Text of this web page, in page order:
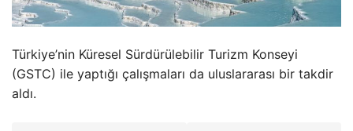
Türkiye’nin Küresel Sürdürülebilir Turizm Konseyi
(GSTC) ile yaptığı çalışmaları da uluslararası bir takdir
aldı.